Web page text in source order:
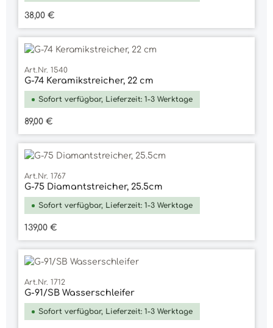
Regulärer Preis:
38,00 €
Art.Nr. 1540
G-74 Keramikstreicher, 22 cm
Sofort verfügbar, Lieferzeit: 1-3 Werktage
Regulärer Preis:
89,00 €
Art.Nr. 1767
G-75 Diamantstreicher, 25.5cm
Sofort verfügbar, Lieferzeit: 1-3 Werktage
Regulärer Preis:
139,00 €
Art.Nr. 1712
G-91/SB Wasserschleifer
Sofort verfügbar, Lieferzeit: 1-3 Werktage